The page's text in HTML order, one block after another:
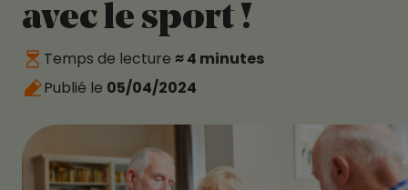
avec le sport !
Temps de lecture ≈ 4 minutes
Publié le 05/04/2024